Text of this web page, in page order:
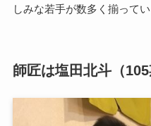
しみな若手が数多く揃ってい
師匠は塩田北斗（105